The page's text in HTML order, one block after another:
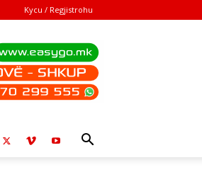
Kycu / Regjistrohu